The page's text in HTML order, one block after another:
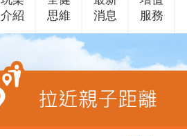
介紹
思維
消息
服務